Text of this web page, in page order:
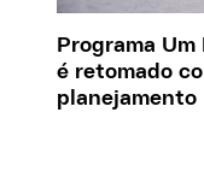
Programa
é retomado
planejamento